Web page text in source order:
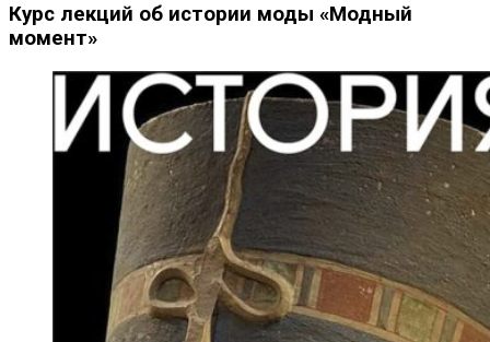
Курс лекций об истории моды «Модный
момент»